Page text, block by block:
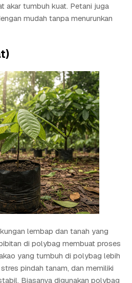
akar tumbuh kuat. Petani juga
mudah tanpa menurunkan
lembap dan tanah yang
di polybag membuat proses
yang tumbuh di polybag lebih
pindah tanam, dan memiliki
Biasanya digunakan polybag